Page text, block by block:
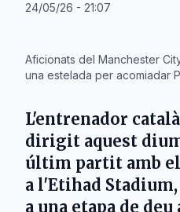
24/05/26 - 21:07
Aficionats del Manchester
una estelada per acomiadar
L'entrenador català
dirigit aquest
últim partit amb el
a l'Etihad
a una etapa de